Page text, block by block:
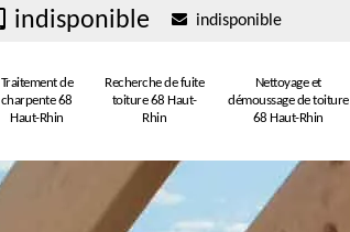
indisponible indisponible
Traitement de
charpente 68
Haut-Rhin
Recherche de fuite
toiture 68 Haut-
Rhin
Nettoyage et
démoussage de toiture
68 Haut-Rhin